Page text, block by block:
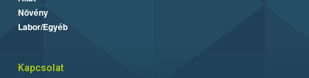
Növény
Labor/Egyéb
Kapcsolat